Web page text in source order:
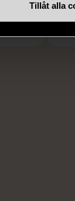
Tillåt alla79